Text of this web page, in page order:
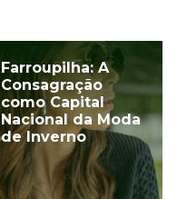
Farroupilha: A
Consagração
como Capital
Nacional da Moda
de Inverno